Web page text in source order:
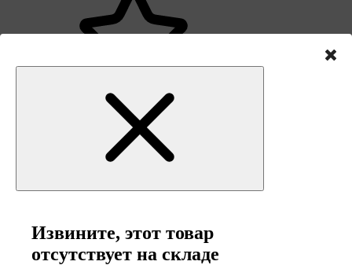
Извините, этот товар
отсутствует на складе